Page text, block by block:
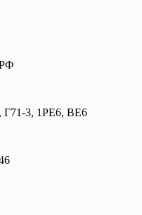
3, 1РЕ6, ВЕ6